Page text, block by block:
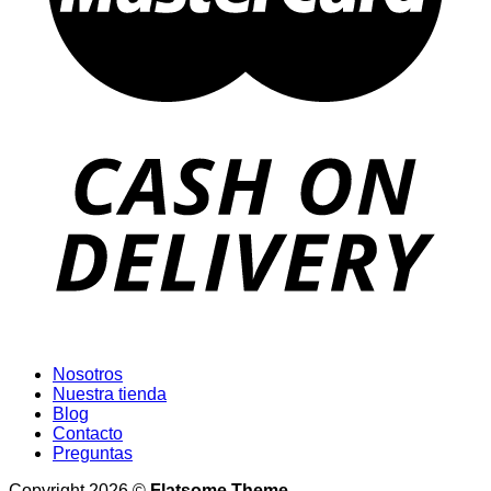
Nosotros
Nuestra tienda
Blog
Contacto
Preguntas